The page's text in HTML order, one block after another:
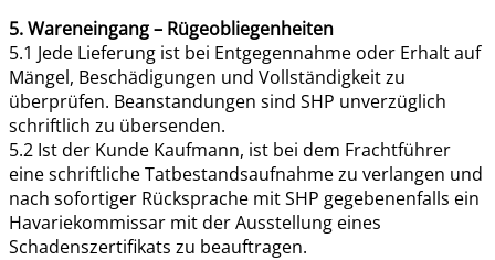
5. Wareneingang – Rügeobliegenheiten
5.1 Jede Lieferung ist bei Entgegennahme oder Erhalt auf
Mängel, Beschädigungen und Vollständigkeit zu
überprüfen. Beanstandungen sind SHP unverzüglich
schriftlich zu übersenden.
5.2 Ist der Kunde Kaufmann, ist bei dem Frachtführer
eine schriftliche Tatbestandsaufnahme zu verlangen und
nach sofortiger Rücksprache mit SHP gegebenenfalls ein
Havariekommissar mit der Ausstellung eines
Schadenszertifikats zu beauftragen.